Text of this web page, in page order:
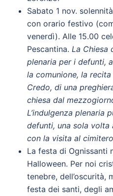
Sabato 1 nov.
con orario festivo
venerdì). Alle 15.00
Pescantina. La Chiesa
plenaria per i defunti,
la comunione, la
Credo, di una
chiesa dal
L’indulgenza plenaria
defunti, una sola volta
con la visita al
La festa di Ognissanti
Halloween. Per noi
tenebre, dell’oscurità,
festa dei santi, degli